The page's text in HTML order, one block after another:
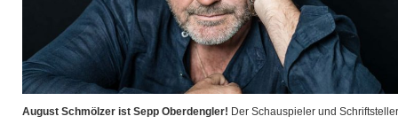
August Schmölzer ist Sepp Oberdengler! Der Schauspieler und Schriftsteller